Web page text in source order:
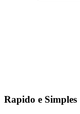
Rapido e Simples